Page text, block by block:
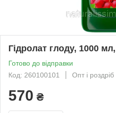
Гідролат глоду, 1000
Готово до відправки
Код: 260100101
Опт і роздріб
570 ₴